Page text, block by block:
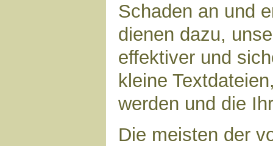
Schaden an und
dienen dazu,
effektiver und
kleine
werden und die
Die meisten der